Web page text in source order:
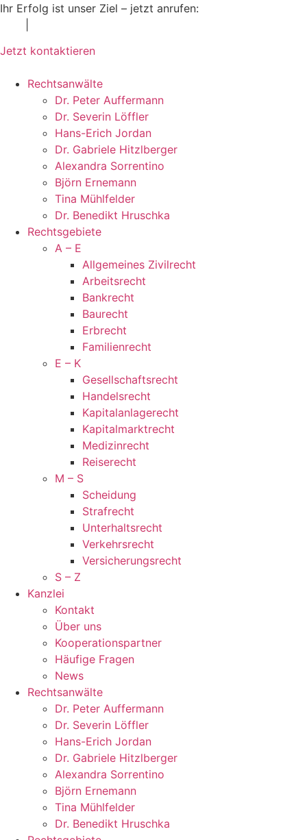
Zum
Ihr Erfolg ist unser Ziel – jetzt anrufen:
Jetzt kontaktieren
Rechtsanwälte
Dr. Peter Auffermann
Dr. Severin Löffler
Hans-Erich Jordan
Dr. Gabriele Hitzlberger
Alexandra Sorrentino
Björn Ernemann
Tina Mühlfelder
Dr. Benedikt Hruschka
Rechtsgebiete
A – E
Allge­meines Zivil­recht
Arbeits­recht
Bankrecht
Bau­recht
Erb­recht
Familien­recht
E – K
Gesellschaftsrecht
Handelsrecht
Kapitalanlagerecht
Kapitalmarktrecht
Medi­zin­recht
Reise­recht
M – S
Schei­dung
Straf­recht
Unter­halts­recht
Ver­kehrs­recht
Versi­cher­ungs­recht
S – Z
Kanzlei
Kontakt
Über uns
Kooperationspartner
Häufige Fragen
News
Rechtsanwälte
Dr. Peter Auffermann
Dr. Severin Löffler
Hans-Erich Jordan
Dr. Gabriele Hitzlberger
Alexandra Sorrentino
Björn Ernemann
Tina Mühlfelder
Dr. Benedikt Hruschka